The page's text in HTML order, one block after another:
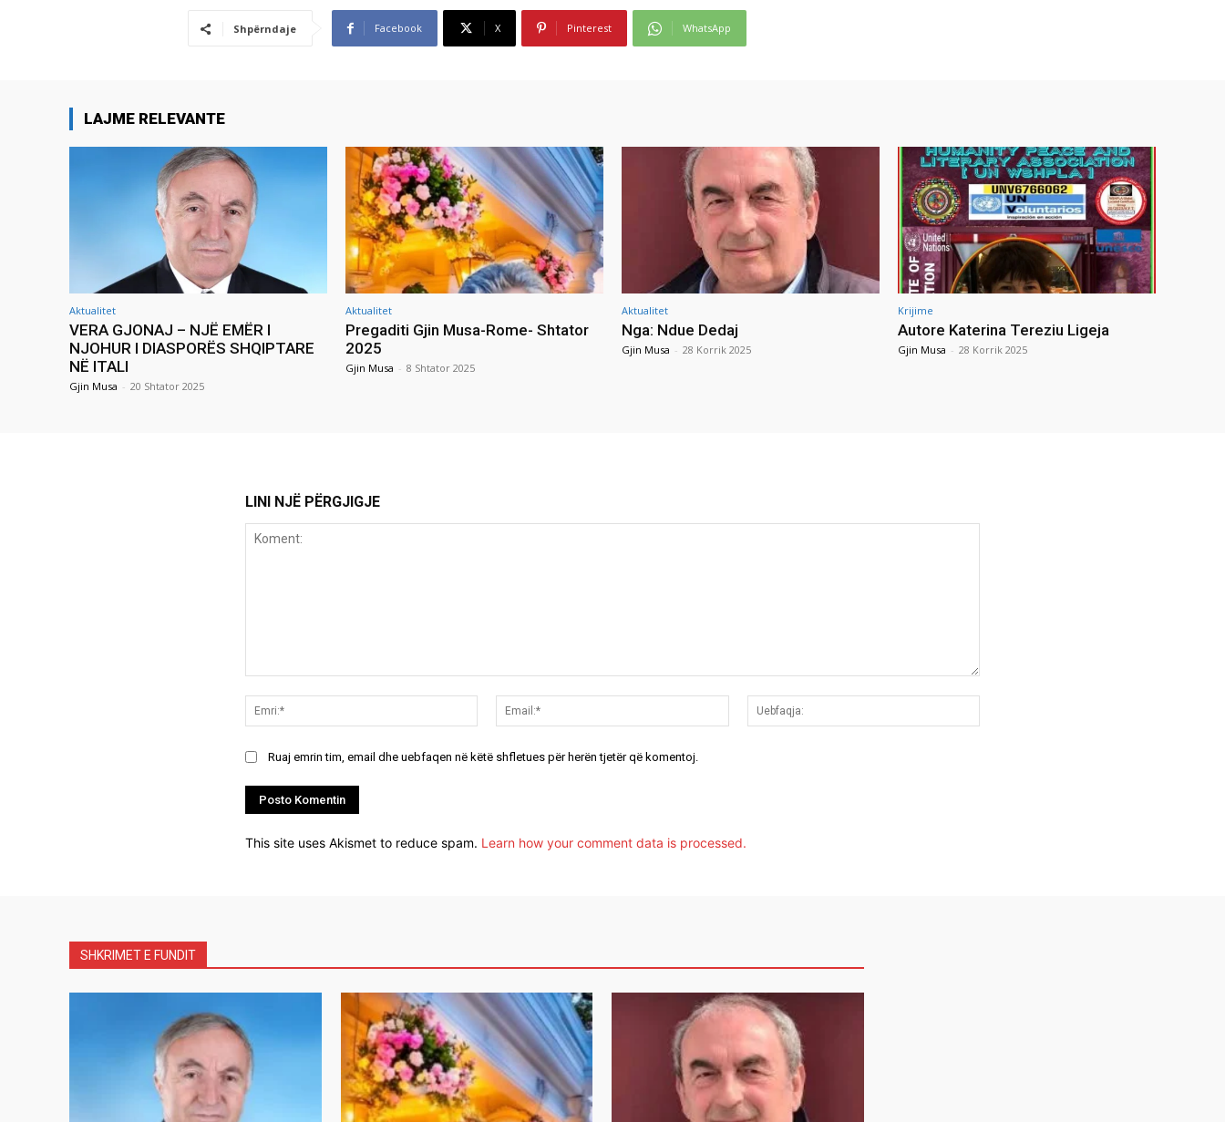
Shpërndaje Facebook X Pinterest WhatsApp
LAJME RELEVANTE
Aktualitet
VERA GJONAJ – NJË EMËR I
NJOHUR I DIASPORËS SHQIPTARE
NË ITALI
Gjin Musa - 20 Shtator 2025
Aktualitet
Pregaditi Gjin Musa-Rome- Shtator
2025
Gjin Musa - 8 Shtator 2025
Aktualitet
Nga: Ndue Dedaj
Gjin Musa - 28 Korrik 2025
Krijime
Autore Katerina Tereziu Ligeja
Gjin Musa - 28 Korrik 2025
LINI NJË PËRGJIGJE
Emri:*
Email:*
Ruaj emrin tim, email dhe uebfaqen në këtë shfletues për herën tjetër që komentoj.
This site uses Akismet to reduce spam. Learn how your comment data is processed.
SHKRIMET E FUNDIT